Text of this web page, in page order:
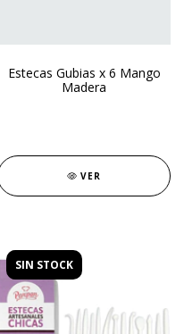
Estecas Gubias x 6 Mango
Madera
VER
SIN STOCK